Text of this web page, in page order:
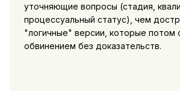
уточняющие вопросы (стадия,
процессуальный статус), чем
"логичные" версии, которые потом
обвинением без доказательств.